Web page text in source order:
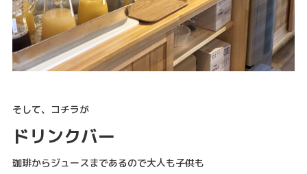
そして、コチラが
ドリンクバー
珈琲からジュースまであるので大人も子供も